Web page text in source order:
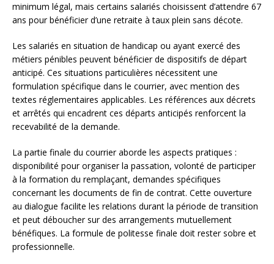
minimum légal, mais certains salariés choisissent d’attendre 67
ans pour bénéficier d’une retraite à taux plein sans décote.
Les salariés en situation de handicap ou ayant exercé des
métiers pénibles peuvent bénéficier de dispositifs de départ
anticipé. Ces situations particulières nécessitent une
formulation spécifique dans le courrier, avec mention des
textes réglementaires applicables. Les références aux décrets
et arrêtés qui encadrent ces départs anticipés renforcent la
recevabilité de la demande.
La partie finale du courrier aborde les aspects pratiques :
disponibilité pour organiser la passation, volonté de participer
à la formation du remplaçant, demandes spécifiques
concernant les documents de fin de contrat. Cette ouverture
au dialogue facilite les relations durant la période de transition
et peut déboucher sur des arrangements mutuellement
bénéfiques. La formule de politesse finale doit rester sobre et
professionnelle.